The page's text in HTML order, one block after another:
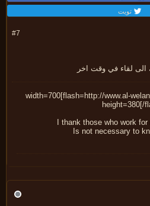
تويت
في وقت اخر
[flash=http://www.al-welan.com/files/907406mm.swf]width=700
I thank those who
Is not necessary